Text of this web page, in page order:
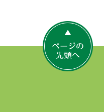
ー
ジ
の